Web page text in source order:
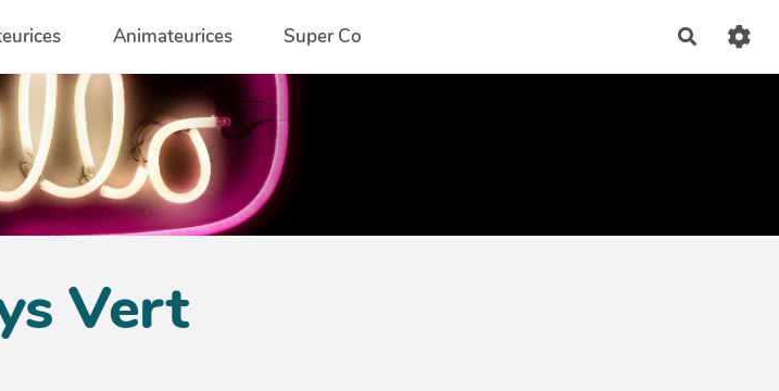
Animateurices Super Co
Vert